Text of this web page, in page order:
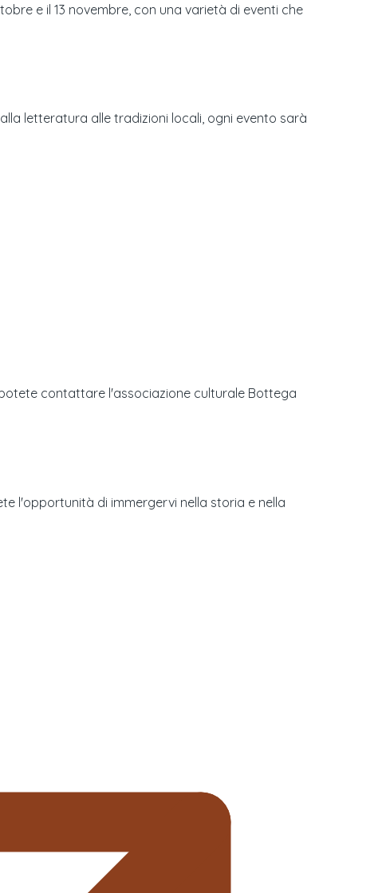
e il 13 novembre, con una varietà di eventi che
letteratura alle tradizioni locali, ogni evento sarà
contattare l'associazione culturale Bottega
l'opportunità di immergervi nella storia e nella